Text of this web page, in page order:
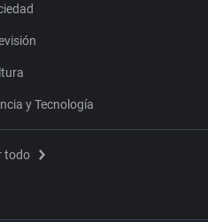
y Tecnología
todo